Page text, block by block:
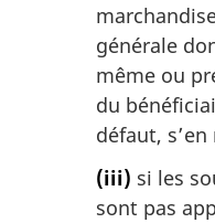
générale
même ou
du
défaut,
(iii) si les
sont pas